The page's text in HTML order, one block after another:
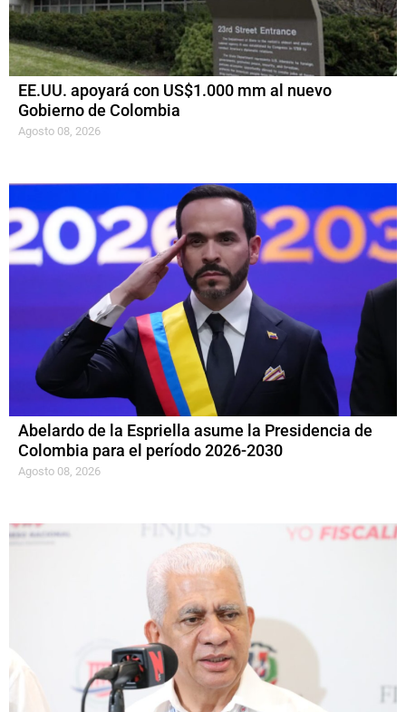
EE.UU. apoyará con US$1.000 mm al nuevo
Gobierno de Colombia
Agosto 08, 2026
Abelardo de la Espriella asume la Presidencia de
Colombia para el período 2026-2030
Agosto 08, 2026